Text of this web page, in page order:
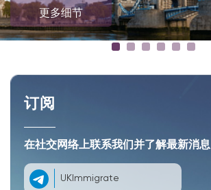
更多细节
订阅
在社交网络上联系我们并了解最新消息
UKImmigrate